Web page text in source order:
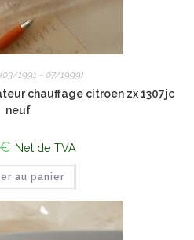
1991 - 07/1999)
chauffage citroen zx 1307jc
neuf
€ Net de TVA
au panier